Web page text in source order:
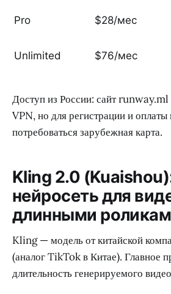
Pro $28/мес
Unlimited $76/мес
Доступ из России: сайт runway.ml
VPN, но для регистрации и
потребоваться зарубежная карта.
Kling 2.0
нейросеть для
длинными
Kling — модель от китайской
(аналог TikTok в Китае). Главное
длительность генерируемого